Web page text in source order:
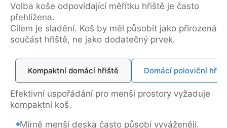
Volba koše odpovídající měřítku hřiště je často
přehlížena.
Cílem je sladění. Koš by měl působit jako přirozená
součást hřiště, ne jako dodatečný prvek.
Kompaktní domácí hřiště Domácí poloviční
Efektivní uspořádání pro menší prostory vyžaduje
kompaktní koš.
Mírně menší deska často působí vyváženěji.